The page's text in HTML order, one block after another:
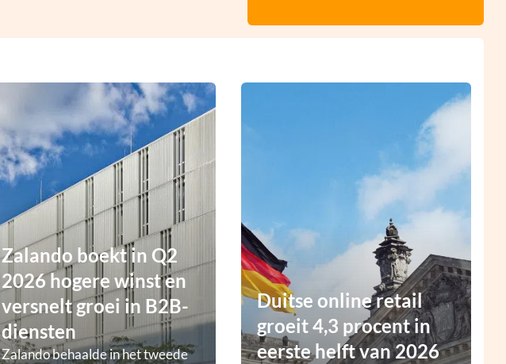
Zalando boekt in Q2
2026 hogere winst en
versnelt groei in B2B-
diensten
Zalando behaalde in het tweede
Duitse online retail
groeit 4,3 procent in
eerste helft van 2026